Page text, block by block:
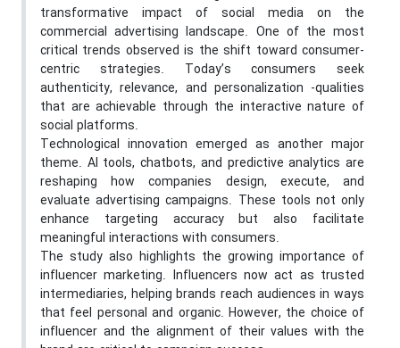
transformative impact of social media on the
commercial advertising landscape. One of the most
critical trends observed is the shift toward consumer-
centric strategies. Today’s consumers seek
authenticity, relevance, and personalization -qualities
that are achievable through the interactive nature of
social platforms.
Technological innovation emerged as another major
theme. AI tools, chatbots, and predictive analytics are
reshaping how companies design, execute, and
evaluate advertising campaigns. These tools not only
enhance targeting accuracy but also facilitate
meaningful interactions with consumers.
The study also highlights the growing importance of
influencer marketing. Influencers now act as trusted
intermediaries, helping brands reach audiences in ways
that feel personal and organic. However, the choice of
influencer and the alignment of their values with the